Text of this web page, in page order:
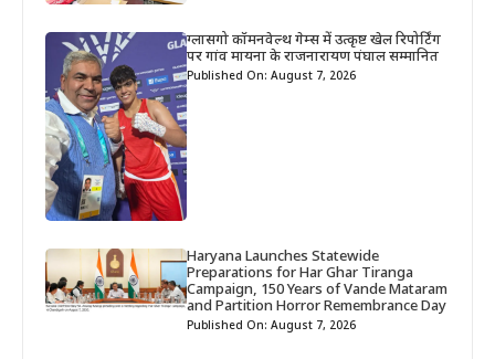
ग्लासगो कॉमनवेल्थ गेम्स में उत्कृष्ट खेल रिपोर्टिंग
पर गांव मायना के राजनारायण पंघाल सम्मानित
Published On: August 7, 2026
Haryana Launches Statewide
Preparations for Har Ghar Tiranga
Campaign, 150 Years of Vande Mataram
and Partition Horror Remembrance Day
Published On: August 7, 2026